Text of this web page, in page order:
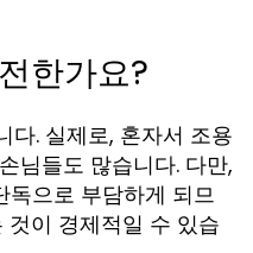
한가요?
다. 실제로, 혼자서 조용
님들도 많습니다. 다만,
독으로 부담하게 되므
이 경제적일 수 있습